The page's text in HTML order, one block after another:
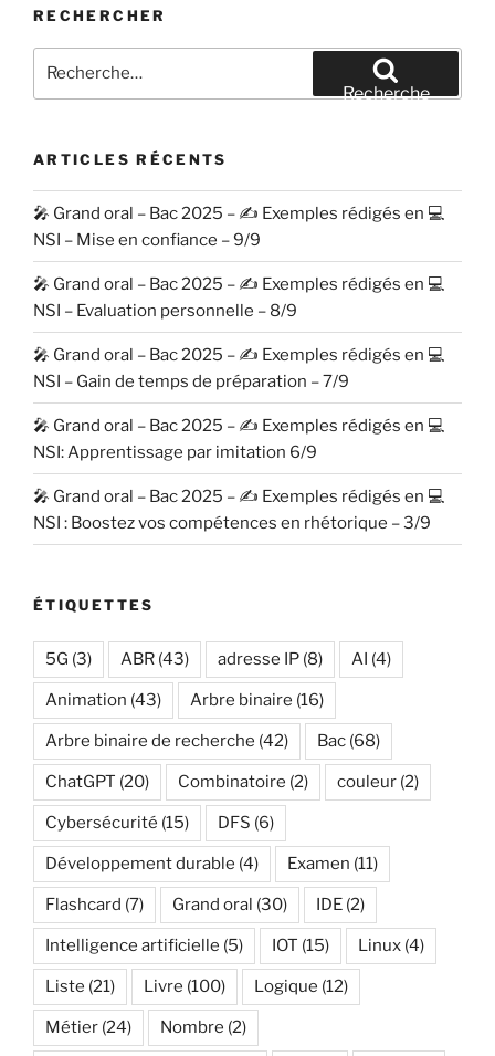
RECHERCHER
pour
Recherche
ARTICLES RÉCENTS
🎤 Grand oral – Bac 2025 – ✍️ Exemples rédigés en 💻
NSI – Mise en confiance – 9/9
🎤 Grand oral – Bac 2025 – ✍️ Exemples rédigés en 💻
NSI – Evaluation personnelle – 8/9
🎤 Grand oral – Bac 2025 – ✍️ Exemples rédigés en 💻
NSI – Gain de temps de préparation – 7/9
🎤 Grand oral – Bac 2025 – ✍️ Exemples rédigés en 💻
NSI: Apprentissage par imitation 6/9
🎤 Grand oral – Bac 2025 – ✍️ Exemples rédigés en 💻
NSI : Boostez vos compétences en rhétorique – 3/9
ÉTIQUETTES
5G (3) ABR (43) adresse IP (8) AI (4)
Animation (43) Arbre binaire (16)
Arbre binaire de recherche (42) Bac (68)
ChatGPT (20) Combinatoire (2) couleur (2)
Cybersécurité (15) DFS (6)
Développement durable (4) Examen (11)
Flashcard (7) Grand oral (30) IDE (2)
Intelligence artificielle (5) IOT (15) Linux (4)
Liste (21) Livre (100) Logique (12)
Métier (24) Nombre (2)